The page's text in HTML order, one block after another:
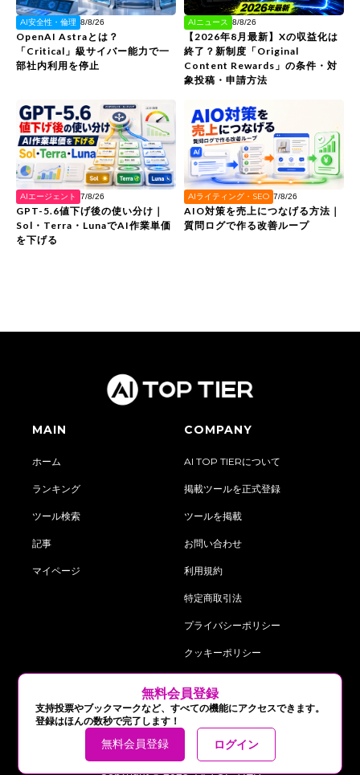
AI安全性・倫理 8/8/26
OpenAI Astraとは？
「Critical」級サイバー能力で一
部社内利用を停止
AIニュース 8/8/26
【2026年8月最新】Xの収益化は
終了？新制度「Original
Content Rewards」の条件・対
象投稿・申請方法
AIエージェント 7/8/26
GPT-5.6値下げ後の使い分け｜
Sol・Terra・LunaでAI作業単価
を下げる
AIライティング・SEO 7/8/26
AIO対策を売上につなげる方法｜
質問ログで作る改善ループ
MAIN
ホーム
ランキング
ツール検索
記事
マイページ
COMPANY
AI TOP TIERについて
掲載ツールを正式登録
ツールを掲載
お問い合わせ
利用規約
特定商取引法
プライバシーポリシー
クッキーポリシー
follow us on:
Copyright © 2025 AI TOP TIER
‍無料会員登録
支持投票やブックマークなど、すべての機能にアクセスできます。
登録はほんの数秒で完了します！
無料会員登録 ログイン